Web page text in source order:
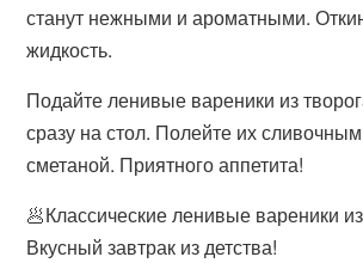
станут нежными и ароматными.
жидкость.
Подайте ленивые вареники из
сразу на стол. Полейте их
сметаной. Приятного аппетита!
🥟Классические ленивые вареники
Вкусный завтрак из детства!